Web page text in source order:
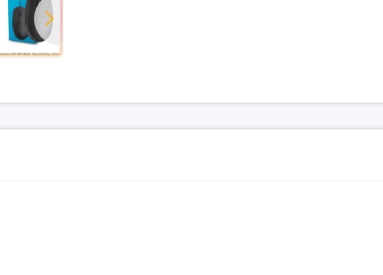
Độ phân giải lên đến 1000 DPI, giúp chuột chuyển mượt mà.
Thiết lập kết nối và sử dụng đơn giản.